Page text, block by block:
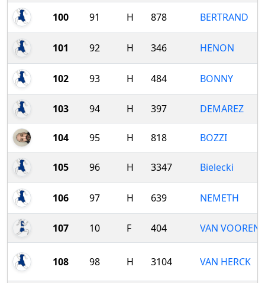
100 91 H 878 BERTRAND
101 92 H 346 HENON
102 93 H 484 BONNY
103 94 H 397 DEMAREZ
104 95 H 818 BOZZI
105 96 H 3347 Bielecki
106 97 H 639 NEMETH
107 10 F 404 VAN VOOREN
108 98 H 3104 VAN HERCK